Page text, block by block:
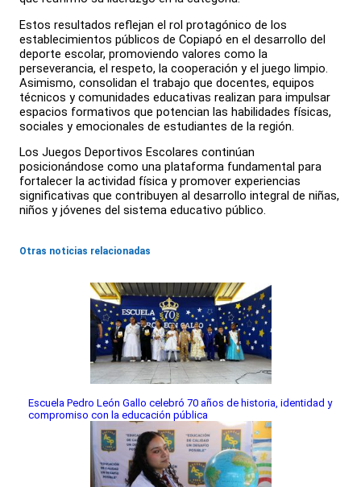
Estos resultados reflejan el rol protagónico de los
establecimientos públicos de Copiapó en el desarrollo del
deporte escolar, promoviendo valores como la
perseverancia, el respeto, la cooperación y el juego limpio.
Asimismo, consolidan el trabajo que docentes, equipos
técnicos y comunidades educativas realizan para impulsar
espacios formativos que potencian las habilidades físicas,
sociales y emocionales de estudiantes de la región.
Los Juegos Deportivos Escolares continúan
posicionándose como una plataforma fundamental para
fortalecer la actividad física y promover experiencias
significativas que contribuyen al desarrollo integral de niñas,
niños y jóvenes del sistema educativo público.
Otras noticias relacionadas
Escuela Pedro León Gallo celebró 70 años de historia, identidad y
compromiso con la educación pública